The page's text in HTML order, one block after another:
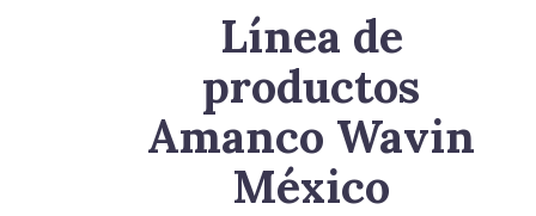
Línea de
productos
Amanco Wavin
México